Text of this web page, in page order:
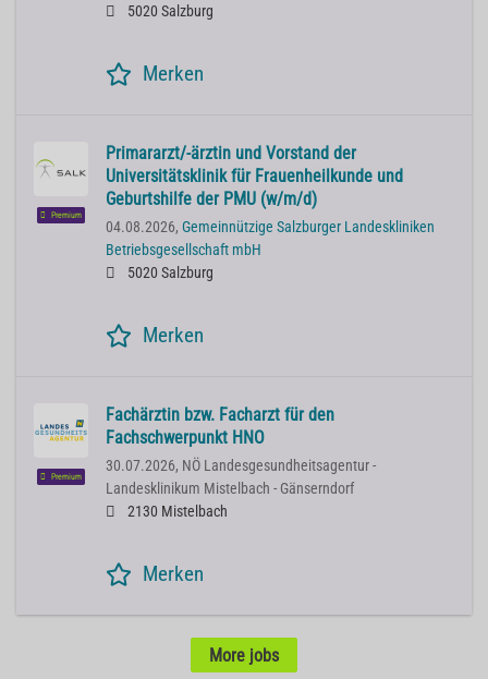
5020 Salzburg
Merken
Premium
Primararzt/-ärztin und Vorstand der
Universitätsklinik für Frauenheilkunde und
Geburtshilfe der PMU (w/m/d)
04.08.2026, Gemeinnützige Salzburger Landeskliniken
Betriebsgesellschaft mbH
5020 Salzburg
Merken
Premium
Fachärztin bzw. Facharzt für den
Fachschwerpunkt HNO
30.07.2026, NÖ Landesgesundheitsagentur -
Landesklinikum Mistelbach - Gänserndorf
2130 Mistelbach
Merken
More jobs